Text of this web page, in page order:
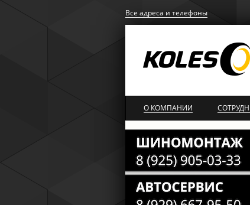
Все адреса и телефоны
О КОМПАНИИ